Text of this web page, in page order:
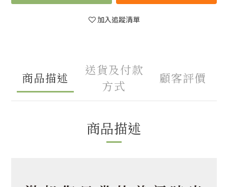
加入追蹤清單
商品描述
送貨及付款
方式
顧客評價
商品描述